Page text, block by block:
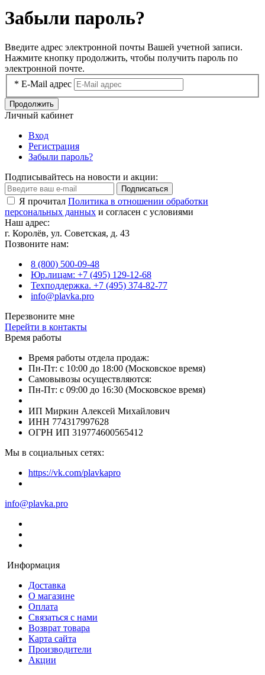
Забыли пароль?
Введите адрес электронной почты Вашей учетной записи.
Нажмите кнопку продолжить, чтобы получить пароль по
электронной почте.
* E-Mail адрес
Продолжить
Личный кабинет
Вход
Регистрация
Забыли пароль?
Подписывайтесь на новости и акции:
Подписаться
Я прочитал Политика в отношении обработки
персональных данных и согласен с условиями
Наш адрес:
г. Королёв, ул. Советская, д. 43
Позвоните нам:
8 (800) 500-09-48
Юр.лицам: +7 (495) 129-12-68
Техподдержка. +7 (495) 374-82-77
info@plavka.pro
Перезвоните мне
Перейти в контакты
Время работы
Время работы отдела продаж:
Пн-Пт: с 10:00 до 18:00 (Московское время)
Самовывозы осуществляются:
Пн-Пт: с 09:00 до 16:30 (Московское время)
ИП Миркин Алексей Михайлович
ИНН 774317997628
ОГРН ИП 319774600565412
Мы в социальных сетях:
https://vk.com/plavkapro
info@plavka.pro
Информация
Доставка
О магазине
Оплата
Связаться с нами
Возврат товара
Карта сайта
Производители
Акции